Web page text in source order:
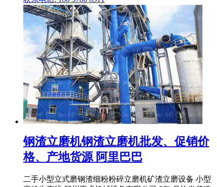
钢渣立磨机钢渣立磨机批发、促销价
格、产地货源 阿里巴巴
二手小型立式磨钢渣细粉粉碎立磨机矿渣立磨设备 小型